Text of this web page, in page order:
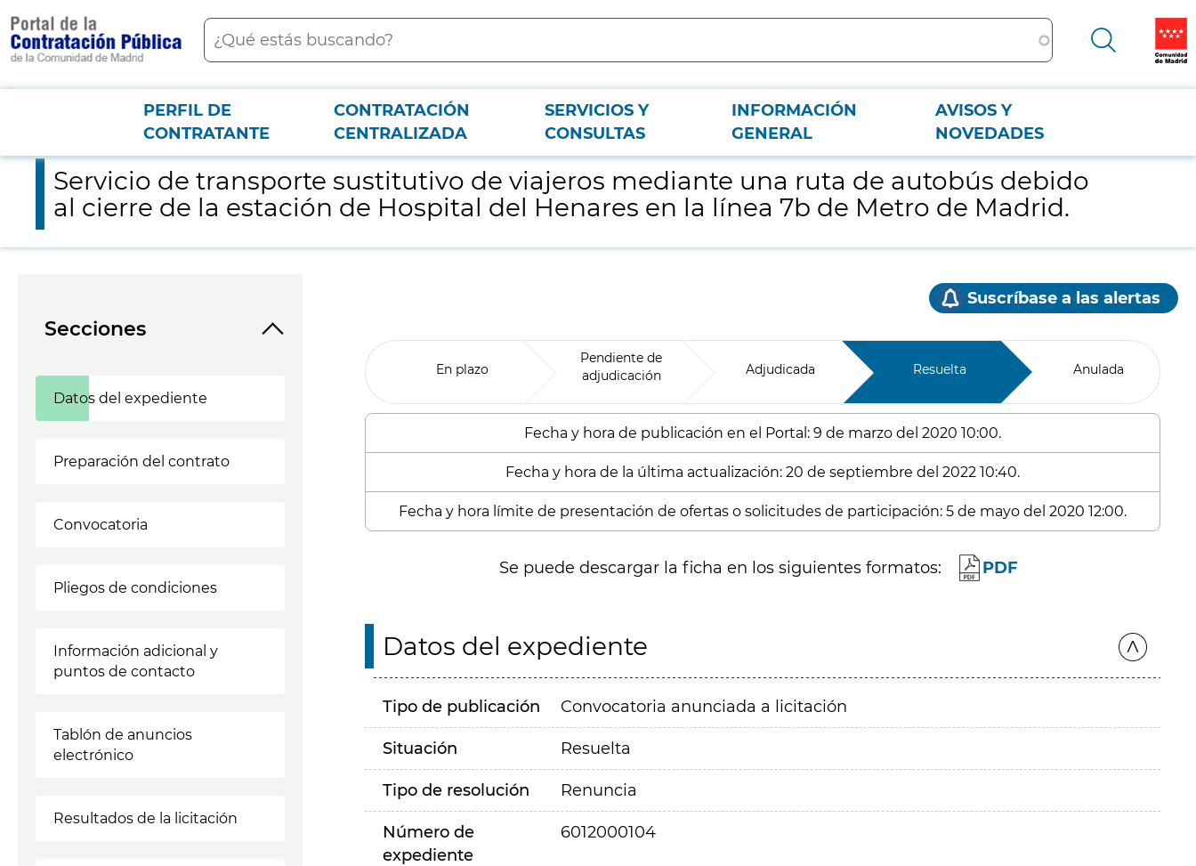
contenido
principal
Buscar
Menú PCON
PERFIL DE
CONTRATANTE
CONTRATACIÓN
CENTRALIZADA
SERVICIOS Y
CONSULTAS
INFORMACIÓN
GENERAL
AVISOS Y
NOVEDADES
Servicio de transporte sustitutivo de viajeros mediante una ruta de autobús debido al cierre de la estación de Hospital del Henares en la línea 7b de Metro de Madrid.
Servicio de transporte sustitutivo de viajeros mediante una ruta de autobús debido
al cierre de la estación de Hospital del Henares en la línea 7b de Metro de Madrid.
Secciones
Datos del expediente
Preparación del contrato
Convocatoria
Pliegos de condiciones
Información adicional y
puntos de contacto
Tablón de anuncios
electrónico
Resultados de la licitación
Suscríbase a las alertas
En plazo
Pendiente de
adjudicación
Adjudicada Resuelta Anulada
Fecha y hora de publicación en el Portal: 9 de marzo del 2020 10:00.
Fecha y hora de la última actualización: 20 de septiembre del 2022 10:40.
Fecha y hora límite de presentación de ofertas o solicitudes de participación: 5 de mayo del 2020 12:00.
Se puede descargar la ficha en los siguientes formatos: PDF
Datos del expediente
Tipo de publicación Convocatoria anunciada a licitación
Situación Resuelta
Tipo de resolución Renuncia
Número de
expediente
6012000104